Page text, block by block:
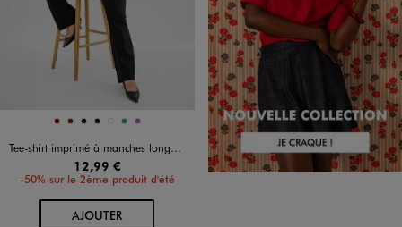
Disponible en 7 coloris
BORDEAUX
MARRONNOIRNOIR ROUGE VIF
VERTVIOLET
Tee-shirt imprimé à manches longues à col V femme grande taille
12,99 €
-50% sur le 2ème produit d'été
AJOUTERAU PANIER